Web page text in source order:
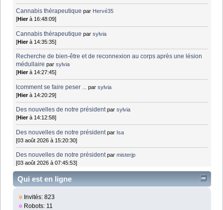
Cannabis thérapeutique par Hervé35
[Hierà 16:48:09]
Cannabis thérapeutique parsylvia
[Hierà 14:35:35]
Recherche de bien-être et de reconnexion au corps après une lésion
médullaire parsylvia
[Hierà 14:27:45]
lcomment se faire peser ... parsylvia
[Hierà 14:20:29]
Des nouvelles de notre président parsylvia
[Hierà 14:12:58]
Des nouvelles de notre président par Isa
[03 août 2026 à 15:20:30]
Des nouvelles de notre président parmisterjp
[03 août 2026 à 07:45:53]
Qui est en ligne
Invités: 823
Robots: 11